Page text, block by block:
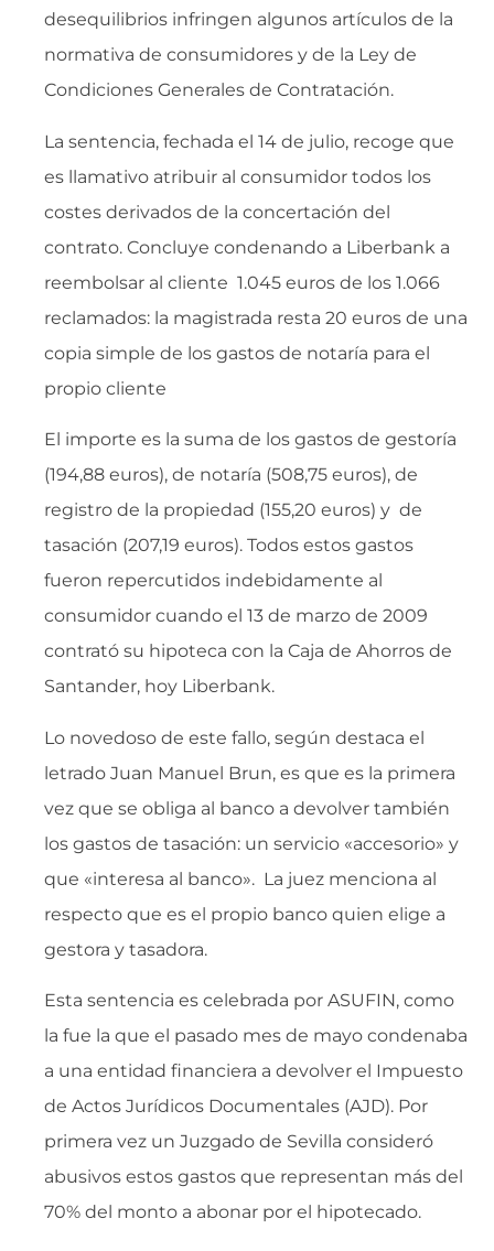
desequilibrios infringen algunos artículos de la
normativa de consumidores y de la Ley de
Condiciones Generales de Contratación.
La sentencia, fechada el 14 de julio, recoge que
es llamativo atribuir al consumidor todos los
costes derivados de la concertación del
contrato. Concluye condenando a Liberbank a
reembolsar al cliente 1.045 euros de los 1.066
reclamados: la magistrada resta 20 euros de una
copia simple de los gastos de notaría para el
propio cliente
El importe es la suma de los gastos de gestoría
(194,88 euros), de notaría (508,75 euros), de
registro de la propiedad (155,20 euros) y de
tasación (207,19 euros). Todos estos gastos
fueron repercutidos indebidamente al
consumidor cuando el 13 de marzo de 2009
contrató su hipoteca con la Caja de Ahorros de
Santander, hoy Liberbank.
Lo novedoso de este fallo, según destaca el
letrado Juan Manuel Brun, es que es la primera
vez que se obliga al banco a devolver también
los gastos de tasación: un servicio «accesorio» y
que «interesa al banco». La juez menciona al
respecto que es el propio banco quien elige a
gestora y tasadora.
Esta sentencia es celebrada por ASUFIN, como
la fue la que el pasado mes de mayo condenaba
a una entidad financiera a devolver el Impuesto
de Actos Jurídicos Documentales (AJD). Por
primera vez un Juzgado de Sevilla consideró
abusivos estos gastos que representan más del
70% del monto a abonar por el hipotecado.